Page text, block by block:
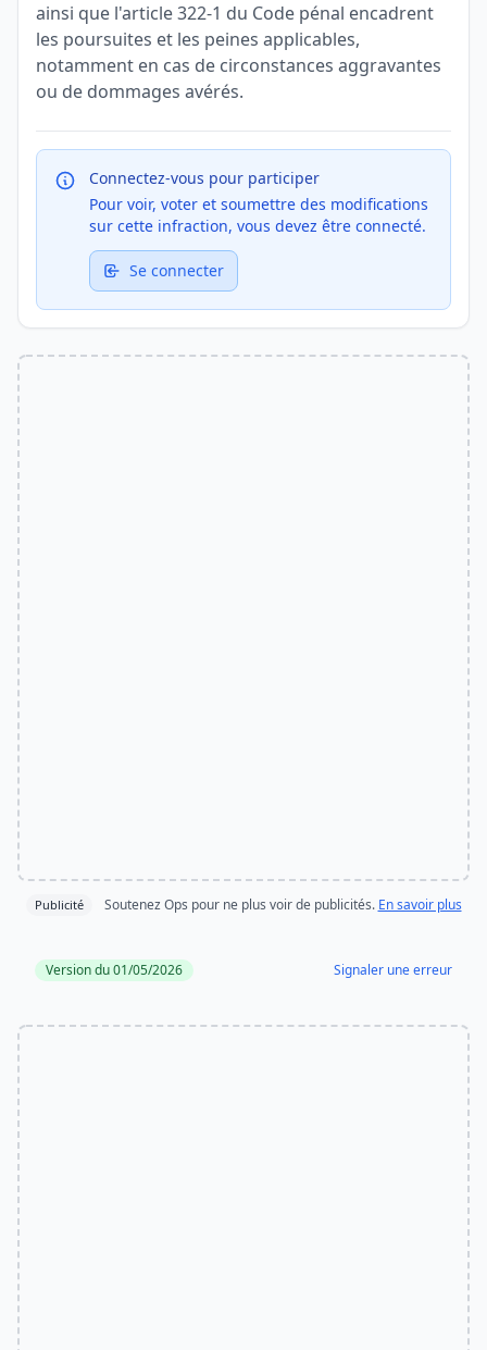
ainsi que l'article 322-1 du Code pénal encadrent
les poursuites et les peines applicables,
notamment en cas de circonstances aggravantes
ou de dommages avérés.
Connectez-vous pour participer
Pour voir, voter et soumettre des modifications
sur cette infraction, vous devez être connecté.
Se connecter
Publicité Soutenez Ops pour ne plus voir de publicités. En savoir plus
Version du 01/05/2026 Signaler une erreur